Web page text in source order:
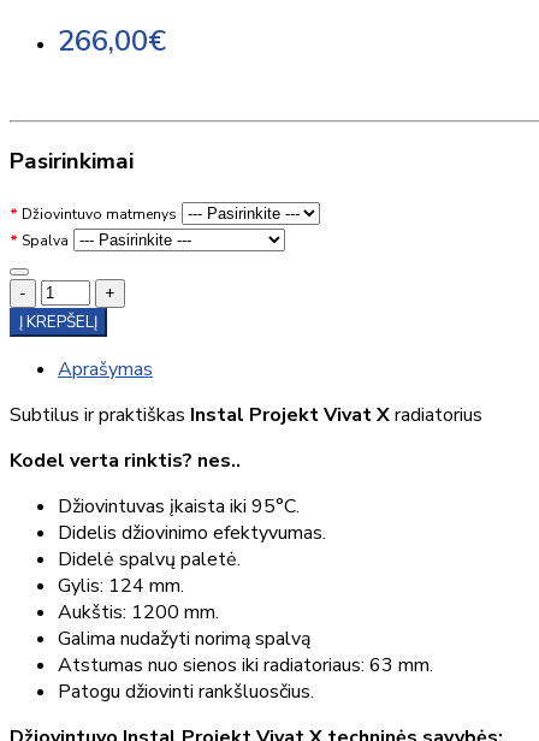
266,00€
Pasirinkimai
Džiovintuvo matmenys
Spalva
-
+
Į KREPŠELĮ
Aprašymas
Subtilus ir praktiškas Instal Projekt Vivat Xradiatorius
Kodel verta rinktis? nes..
Džiovintuvas įkaista iki 95°C.
Didelis džiovinimo efektyvumas.
Didelė spalvų paletė.
Gylis: 124 mm.
Aukštis: 1200 mm.
Galima nudažyti norimą spalvą
Atstumas nuo sienos iki radiatoriaus: 63 mm.
Patogu džiovinti rankšluosčius.